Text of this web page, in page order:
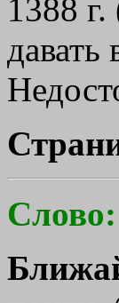
1388
Слово: